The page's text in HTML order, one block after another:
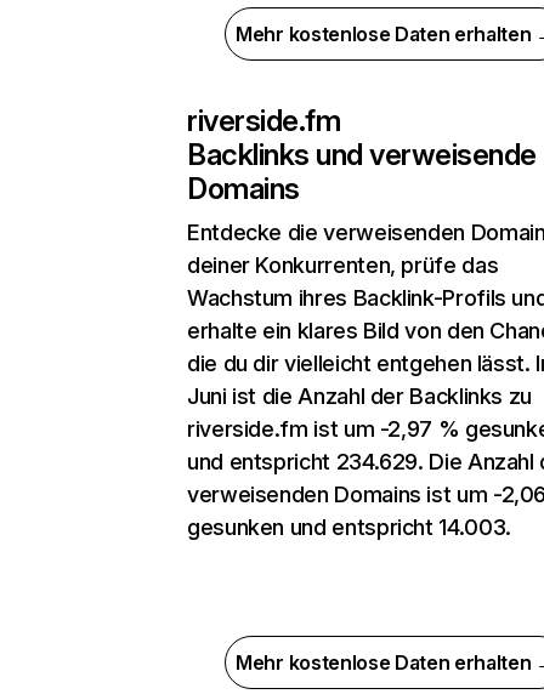
Mehr kostenlose Daten erhalten
riverside.fm
Backlinks und verweisende
Domains
Entdecke die verweisenden
deiner Konkurrenten, prüfe das
Wachstum ihres Backlink-Profils
erhalte ein klares Bild von den
die du dir vielleicht entgehen lässt.
Juni ist die Anzahl der Backlinks zu
riverside.fm ist um -2,97 %
und entspricht 234.629. Die Anzahl
verweisenden Domains ist um -
gesunken und entspricht 14.003.
Mehr kostenlose Daten erhalten